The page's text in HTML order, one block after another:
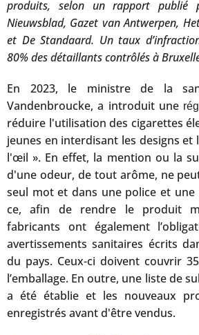
produits, selon un rapport publié
Nieuwsblad, Gazet van Antwerpen,
et De Standaard. Un taux
80% des détaillants contrôlés à
En 2023, le ministre de la
Vandenbroucke, a introduit une
réduire l'utilisation des cigarettes
jeunes en interdisant les designs et
l'œil ». En effet, la mention ou la
d'une odeur, de tout arôme, ne
seul mot et dans une police et
ce, afin de rendre le produit
fabricants ont également
avertissements sanitaires écrits
du pays. Ceux-ci doivent couvrir
l’emballage. En outre, une liste de
a été établie et les nouveaux
enregistrés avant d'être vendus.